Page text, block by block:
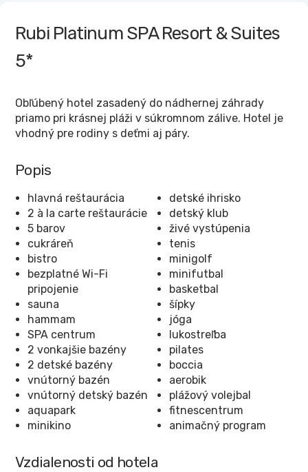
Rubi Platinum SPA Resort & Suites
5*
Obľúbený hotel zasadený do nádhernej záhrady
priamo pri krásnej pláži v súkromnom zálive. Hotel je
vhodný pre rodiny s deťmi aj páry.
Popis
hlavná reštaurácia
2 à la carte reštaurácie
5 barov
cukráreň
bistro
bezplatné Wi-Fi
pripojenie
sauna
hammam
SPA centrum
2 vonkajšie bazény
2 detské bazény
vnútorný bazén
vnútorný detský bazén
aquapark
minikino
detské ihrisko
detský klub
živé vystúpenia
tenis
minigolf
minifutbal
basketbal
šípky
jóga
lukostreľba
pilates
boccia
aerobik
plážový volejbal
fitnescentrum
animačný program
Vzdialenosti od hotela